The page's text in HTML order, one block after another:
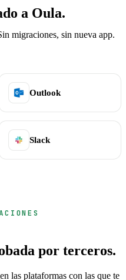
a Oula.
migraciones, sin nueva app.
Outlook
Slack
por terceros.
las plataformas con las que te